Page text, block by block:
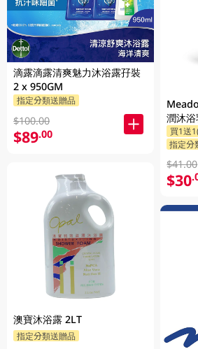
滴露滴露清爽魅力沐浴露孖裝
2 x 950GM
指定分類送贈品
$100.00
$89.00
澳寶沐浴露 2LT
指定分類送贈品
潤沐
買1送
指定分
$41.00
$30